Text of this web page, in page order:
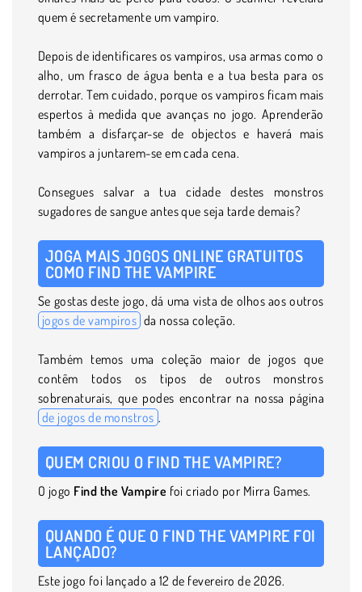
quem é secretamente um vampiro.
Depois de identificares os vampiros, usa armas como o
alho, um frasco de água benta e a tua besta para os
derrotar. Tem cuidado, porque os vampiros ficam mais
espertos à medida que avanças no jogo. Aprenderão
também a disfarçar-se de objectos e haverá mais
vampiros a juntarem-se em cada cena.
Consegues salvar a tua cidade destes monstros
sugadores de sangue antes que seja tarde demais?
JOGA MAIS JOGOS ONLINE GRATUITOS
COMO FIND THE VAMPIRE
Se gostas deste jogo, dá uma vista de olhos aos outros
jogos de vampiros da nossa coleção.
Também temos uma coleção maior de jogos que
contêm todos os tipos de outros monstros
sobrenaturais, que podes encontrar na nossa página
de jogos de monstros .
QUEM CRIOU O FIND THE VAMPIRE?
O jogo Find the Vampire foi criado por Mirra Games.
QUANDO É QUE O FIND THE VAMPIRE FOI
LANÇADO?
Este jogo foi lançado a 12 de fevereiro de 2026.